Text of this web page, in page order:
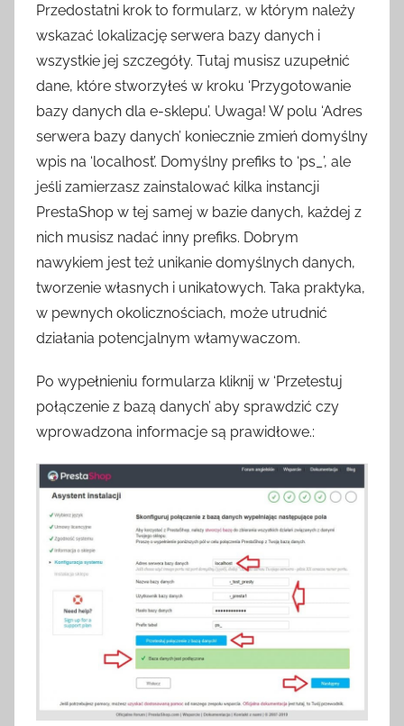
Przedostatni krok to formularz, w którym należy
wskazać lokalizację serwera bazy danych i
wszystkie jej szczegóły. Tutaj musisz uzupełnić
dane, które stworzyłeś w kroku ‘Przygotowanie
bazy danych dla e-sklepu’. Uwaga! W polu ‘Adres
serwera bazy danych’ koniecznie zmień domyślny
wpis na ‘localhost’. Domyślny prefiks to ‘ps_’, ale
jeśli zamierzasz zainstalować kilka instancji
PrestaShop w tej samej w bazie danych, każdej z
nich musisz nadać inny prefiks. Dobrym
nawykiem jest też unikanie domyślnych danych,
tworzenie własnych i unikatowych. Taka praktyka,
w pewnych okolicznościach, może utrudnić
działania potencjalnym włamywaczom.
Po wypełnieniu formularza kliknij w ‘Przetestuj
połączenie z bazą danych’ aby sprawdzić czy
wprowadzona informacje są prawidłowe.: